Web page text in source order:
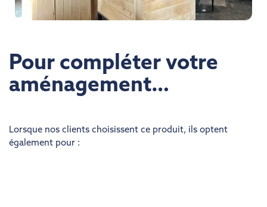
Pour compléter votre
aménagement…
Lorsque nos clients choisissent ce produit, ils optent
également pour :